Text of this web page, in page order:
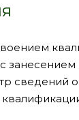
сведений о